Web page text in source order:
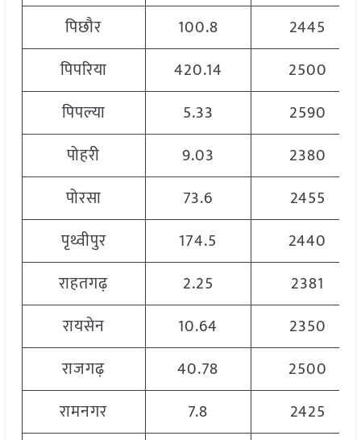
पिछौर
100.8
2445
पिपरिया
420.14
2500
पिपल्या
5.33
2590
पोहरी
9.03
2380
पोरसा
73.6
2455
पृथ्वीपुर
174.5
2440
राहतगढ़
2.25
2381
रायसेन
10.64
2350
राजगढ़
40.78
2500
रामनगर
7.8
2425